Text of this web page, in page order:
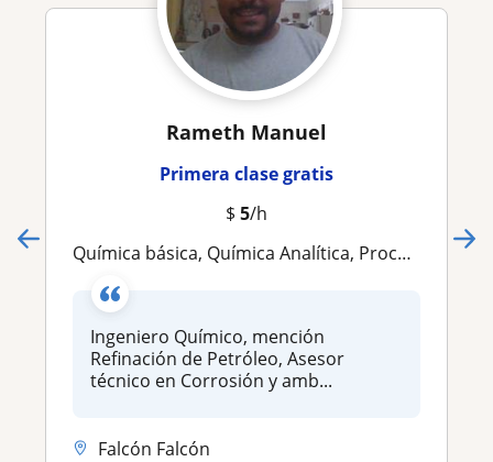
Rameth Manuel
Primera clase gratis
$ 5/h
Química básica, Química Analítica, Procesos Químicos, Fundamentos de Ingeniería Química
Ingeniero Químico, mención
Refinación de Petróleo, Asesor
técnico en Corrosión y amb...
Falcón Falcón